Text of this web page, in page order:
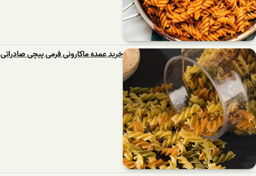
خرید عمده ماکارونی فرمی پیچی صادراتی